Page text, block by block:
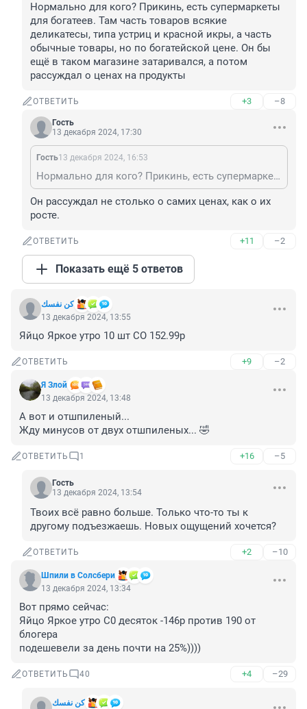
Нормально для кого? Прикинь, есть супермаркеты
для богатеев. Там часть товаров всякие
деликатесы, типа устриц и красной икры, а часть
обычные товары, но по богатейской цене. Он бы
ещё в таком магазине затаривался, а потом
рассуждал о ценах на продукты
ОТВЕТИТЬ +3 –8
Гость
13 декабря 2024, 17:30
Гость13 декабря 2024, 16:53
Нормально для кого? Прикинь, есть супермаркеты для богатеев. Там часть товаров всякие деликатесы, типа устриц и красной икры, а часть обычные товары, но по богатейской цене. Он бы ещё в таком магазине затаривался, а потом рассуждал о ценах на продукты
Он рассуждал не столько о самих ценах, как о их
росте.
ОТВЕТИТЬ +11 –2
Показать ещё 5 ответов
كن نفسك
13 декабря 2024, 13:55
Яйцо Яркое утро 10 шт СО 152.99р
ОТВЕТИТЬ +9 –2
Я Злой
13 декабря 2024, 13:48
А вот и отшпиленый...
Жду минусов от двух отшпиленых... 🤣
ОТВЕТИТЬ 1 +16 –5
Гость
13 декабря 2024, 13:54
Твоих всё равно больше. Только что-то ты к
другому подъезжаешь. Новых ощущений хочется?
ОТВЕТИТЬ +2 –10
Шпили в Солсбери
13 декабря 2024, 13:34
Вот прямо сейчас:
Яйцо Яркое утро С0 десяток -146р против 190 от
блогера
подешевели за день почти на 25%))))
ОТВЕТИТЬ 40 +4 –29
كن نفسك